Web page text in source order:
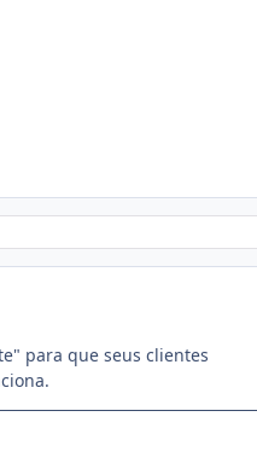
para que seus clientes